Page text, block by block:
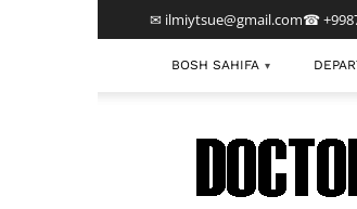
✉ ilmiytsue@gmail.com☎
BOSH SAHIFA ▾